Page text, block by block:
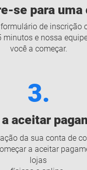
se para uma
de inscrição
minutos e nossa
você a começar.
3.
aceitar
da sua conta de
a aceitar
lojas